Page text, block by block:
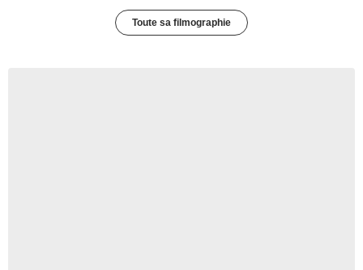
Toute sa filmographie